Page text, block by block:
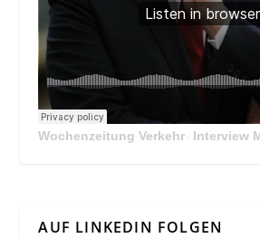
Wochenzeitung Verkehr · Interview Mit
AUF LINKEDIN FOLGEN